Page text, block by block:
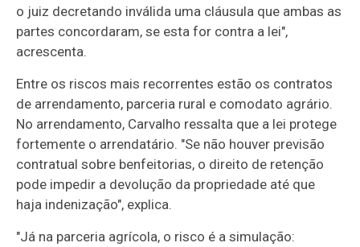
o juiz decretando inválida uma cláusula que ambas as
partes concordaram, se esta for contra a lei",
acrescenta.
Entre os riscos mais recorrentes estão os contratos
de arrendamento, parceria rural e comodato agrário.
No arrendamento, Carvalho ressalta que a lei protege
fortemente o arrendatário. "Se não houver previsão
contratual sobre benfeitorias, o direito de retenção
pode impedir a devolução da propriedade até que
haja indenização", explica.
"Já na parceria agrícola, o risco é a simulação: